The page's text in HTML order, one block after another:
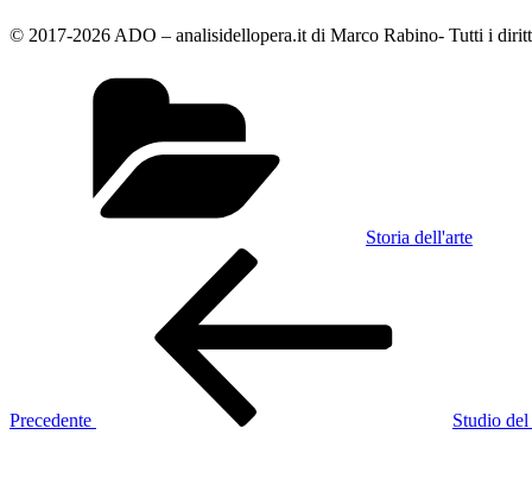
© 2017-2026 ADO – analisidellopera.it di Marco Rabino- Tutti i
Storia dell'arte
Precedente
Studio